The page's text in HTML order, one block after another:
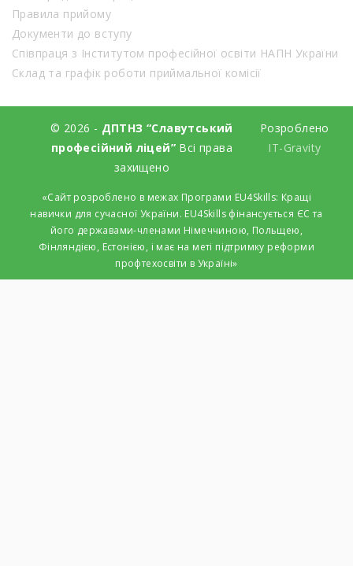
Правила прийому
Документи до вступу
Співпраця з Інститутом професійної освіти НАПН України
Склад та графік роботи приймальної комісії
© 2026 - ДПТНЗ “Славутський
професійний ліцей”Всі права
захищено
Розроблено
IT-Gravity
«Сайт розроблено в межах Програми EU4Skills: Кращі
навички для сучасної України. EU4Skills фінансується ЄС та
його державами-членами Німеччиною, Польщею,
Фінляндією, Естонією, і має на меті підтримку реформи
профтехосвіти в Україні»